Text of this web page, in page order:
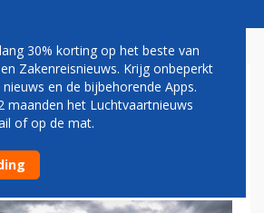
AIRLINES VLIEGT
EERST VANAF
30% korting op het beste van
Zakenreisnieuws. Krijg onbeperkt
en de bijbehorende Apps.
maanden het Luchtvaartnieuws
of op de mat.